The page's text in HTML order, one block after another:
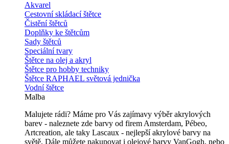
Akvarel
Cestovní skládací štětce
Čistění štětců
Doplňky ke štětcům
Sady štětců
Speciální tvary
Štětce na olej a akryl
Štětce pro hobby techniky
Štětce RAPHAEL světová jednička
Vodní štětce
Malba
Malujete rádi? Máme pro Vás zajímavy výběr akrylových
barev - naleznete zde barvy od firem Amsterdam, Pébeo,
Artcreation, ale taky Lascaux - nejlepší akrylové barvy na
světě. Dále můžete nakupovat i olejové barvy VanGogh, nebo